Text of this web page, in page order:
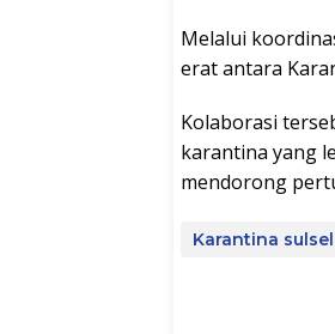
Melalui
erat antara
Kolaborasi
karantina yang
mendorong
Karantina sulsel